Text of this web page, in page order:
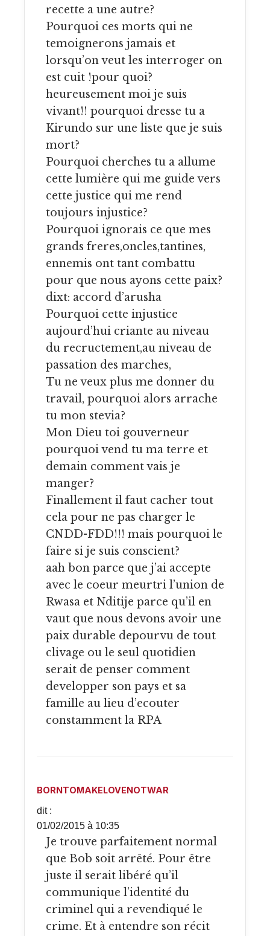
recette a une autre?
Pourquoi ces morts qui ne
temoignerons jamais et
lorsqu’on veut les interroger on
est cuit !pour quoi?
heureusement moi je suis
vivant!! pourquoi dresse tu a
Kirundo sur une liste que je suis
mort?
Pourquoi cherches tu a allume
cette lumière qui me guide vers
cette justice qui me rend
toujours injustice?
Pourquoi ignorais ce que mes
grands freres,oncles,tantines,
ennemis ont tant combattu
pour que nous ayons cette paix?
dixt: accord d’arusha
Pourquoi cette injustice
aujourd’hui criante au niveau
du recructement,au niveau de
passation des marches,
Tu ne veux plus me donner du
travail, pourquoi alors arrache
tu mon stevia?
Mon Dieu toi gouverneur
pourquoi vend tu ma terre et
demain comment vais je
manger?
Finallement il faut cacher tout
cela pour ne pas charger le
CNDD-FDD!!! mais pourquoi le
faire si je suis conscient?
aah bon parce que j’ai accepte
avec le coeur meurtri l’union de
Rwasa et Nditije parce qu’il en
vaut que nous devons avoir une
paix durable depourvu de tout
clivage ou le seul quotidien
serait de penser comment
developper son pays et sa
famille au lieu d’ecouter
constamment la RPA
BORNTOMAKELOVENOTWAR
dit :
01/02/2015 à 10:35
Je trouve parfaitement normal
que Bob soit arrêté. Pour être
juste il serait libéré qu’il
communique l’identité du
criminel qui a revendiqué le
crime. Et à entendre son récit